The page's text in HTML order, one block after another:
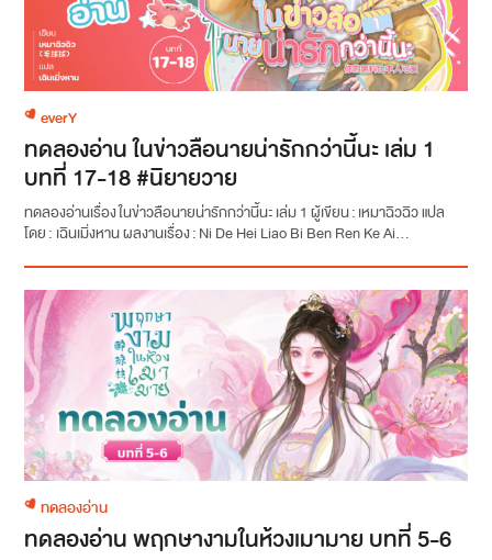
everY
ทดลองอ่าน ในข่าวลือนายน่ารักกว่านี้นะ เล่ม 1
บทที่ 17-18 #นิยายวาย
ทดลองอ่านเรื่อง ในข่าวลือนายน่ารักกว่านี้นะ เล่ม 1 ผู้เขียน : เหมาฉิวฉิว แปล
โดย : เฉินเมิ่งหาน ผลงานเรื่อง : Ni De Hei Liao Bi Ben Ren Ke Ai...
ทดลองอ่าน
ทดลองอ่าน พฤกษางามในห้วงเมามาย บทที่ 5-6